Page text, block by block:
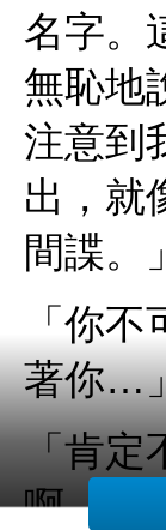
名字。
無恥地
注意到
出，就
間諜。」
「你
著你…
「肯定
啊。你